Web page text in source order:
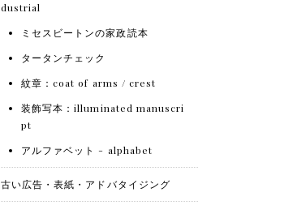
dustrial
ミセスビートンの家政読本
タータンチェック
紋章：coat of arms / crest
装飾写本：illuminated manuscri
pt
アルファベット - alphabet
古い広告・表紙・アドバタイジング